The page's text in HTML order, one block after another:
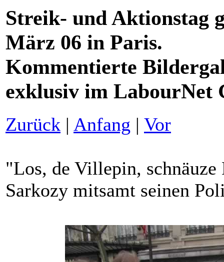
Streik- und Aktionstag
März 06 in Paris.
Kommentierte
exklusiv im LabourNet
Zurück | Anfang | Vor
"Los, de Villepin,
Sarkozy mitsamt seinen